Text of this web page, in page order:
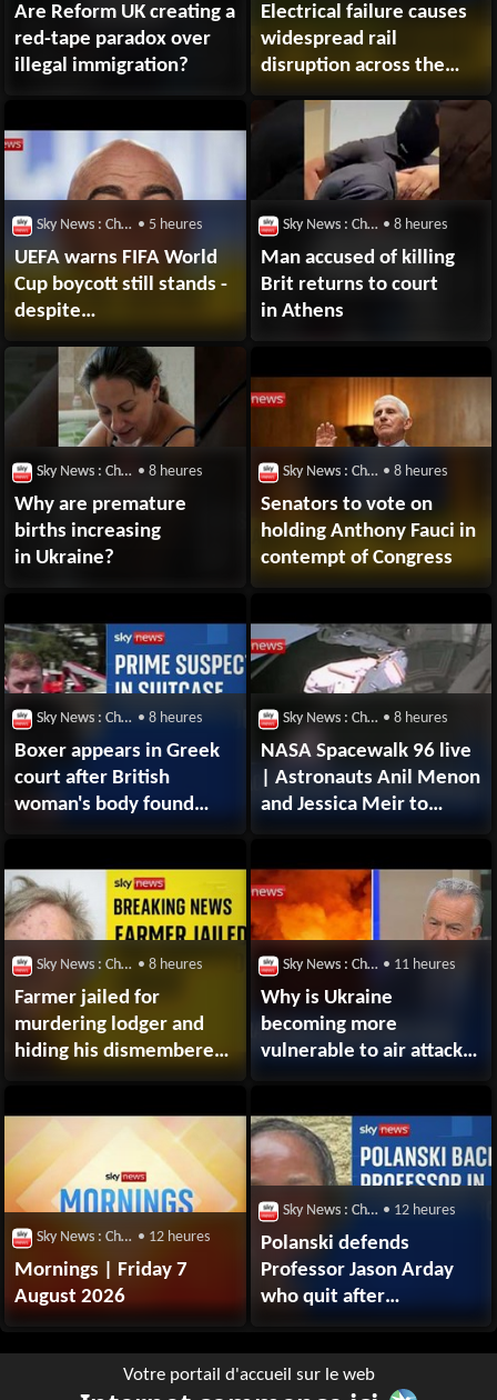
Are Reform UK creating a
red-tape paradox over
illegal immigration?
Electrical failure causes
widespread rail
disruption across the
North West
and Midlands
Sky News : Chaîne Youtube • 5 heures
UEFA warns FIFA World
Cup boycott still stands -
despite
Sky News : Chaîne Youtube • 8 heures
Man accused of killing
Brit returns to court
in Athens
Sky News : Chaîne Youtube • 8 heures
Why are premature
births increasing
in Ukraine?
Sky News : Chaîne Youtube • 8 heures
Senators to vote on
holding Anthony Fauci in
contempt of Congress
Sky News : Chaîne Youtube • 8 heures
Boxer appears in Greek
court after British
woman's body found
Sky News : Chaîne Youtube • 8 heures
NASA Spacewalk 96 live
| Astronauts Anil Menon
and Jessica Meir to
Sky News : Chaîne Youtube • 8 heures
Farmer jailed for
murdering lodger and
hiding his dismembered
body in concrete-
Sky News : Chaîne Youtube • 11 heures
Why is Ukraine
becoming more
vulnerable to air attack?
Sky News : Chaîne Youtube • 12 heures
Mornings | Friday 7
August 2026
Sky News : Chaîne Youtube • 12 heures
Polanski defends
Professor Jason Arday
who quit after
Votre portail d'accueil sur le web